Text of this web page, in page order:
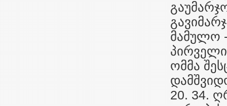
მამულო
პირველი
ომმა
20. 34.